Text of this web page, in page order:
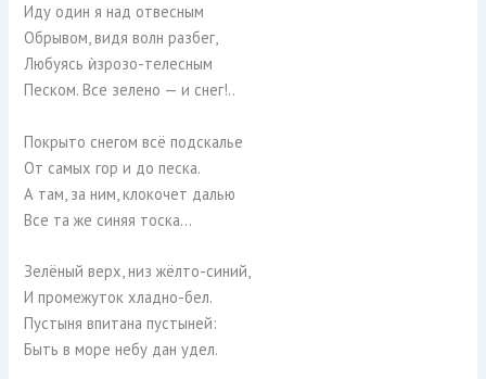
Иду один я над отвесным
Обрывом, видя волн разбег,
Любуясь ѝзрозо-телесным
Песком. Все зелено — и снег!..
Покрыто снегом всё подскалье
От самых гор и до песка.
А там, за ним, клокочет далью
Все та же синяя тоска…
Зелёный верх, низ жёлто-синий,
И промежуток хладно-бел.
Пустыня впитана пустыней:
Быть в море небу дан удел.